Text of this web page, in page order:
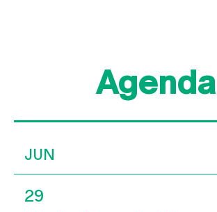
Agenda
JUN
29